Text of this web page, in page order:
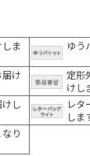
ま
ゆう
け
定形
けし
し
レタ
しま
り